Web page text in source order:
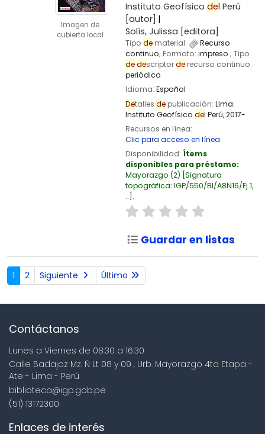
Imagen de
cubierta local
Instituto Geofísico del Perú
[autor]
Solís, Julissa [editora]
Tipo dematerial:
Recurso
continuo; Formato: impreso ; Tipo
dedescriptorderecurso continuo:
periódico
Idioma: Español
Detalles depublicación: Lima:
Instituto Geofísico del Perú,2017-
Recursos en línea:
Clic para acceso en línea
Disponibilidad: Ítems
disponibles para préstamo:
Mayorazgo (2) Signatura
topográfica: IGP/550/BI/A8N16/Ej.1,
.. .
Guardar en listas
1 2 Siguiente Último
Contáctanos
Lunes a Viernes de 08:30 a 16:30
Calle Badajoz Mz. Ñ Lt 08 y 09 , Urb. Mayorazgo 4ta Etapa -
Ate - Lima - Perú
biblioteca@igp.gob.pe
(51) 13172300
Enlaces de interés